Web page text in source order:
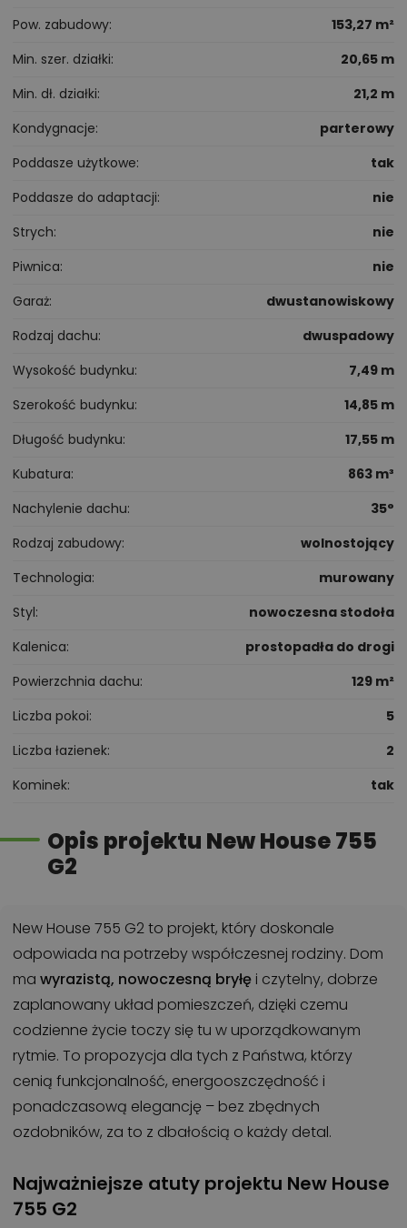
Pow. zabudowy
153,27 m²
Min. szer. działki
20,65 m
Min. dł. działki
21,2 m
Kondygnacje
parterowy
Poddasze użytkowe
tak
Poddasze do adaptacji
nie
Strych
nie
Piwnica
nie
Garaż
dwustanowiskowy
Rodzaj dachu
dwuspadowy
Wysokość budynku
7,49 m
Szerokość budynku
14,85 m
Długość budynku
17,55 m
Kubatura
863 m³
Nachylenie dachu
35°
Rodzaj zabudowy
wolnostojący
Technologia
murowany
Styl
nowoczesna stodoła
Kalenica
prostopadła do drogi
Powierzchnia dachu
129 m²
Liczba pokoi
5
Liczba łazienek
2
Kominek
tak
Opis projektu New House 755
G2
New House 755 G2 to projekt, który doskonale
odpowiada na potrzeby współczesnej rodziny. Dom
ma wyrazistą, nowoczesną bryłę i czytelny, dobrze
zaplanowany układ pomieszczeń, dzięki czemu
codzienne życie toczy się tu w uporządkowanym
rytmie. To propozycja dla tych z Państwa, którzy
cenią funkcjonalność, energooszczędność i
ponadczasową elegancję – bez zbędnych
ozdobników, za to z dbałością o każdy detal.
Najważniejsze atuty projektu New House
755 G2